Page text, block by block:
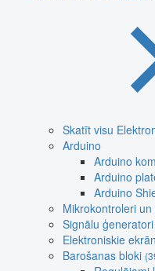
Skatīt visu
Arduino
Arduino
Arduino
Arduino
Mikrokontroleri
Signālu ģeneratori
Elektroniskie
Barošanas bloki